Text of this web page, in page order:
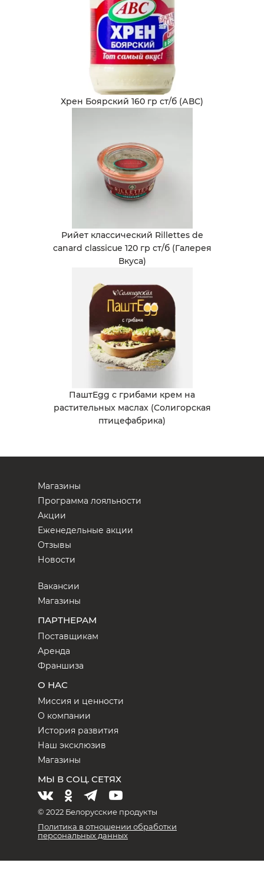
Хрен Боярский 160 гр ст/б (АВС)
Рийет классический Rillettes de
canard classicue 120 гр ст/б (Галерея
Вкуса)
ПаштEgg с грибами крем на
растительных маслах (Солигорская
птицефабрика)
Магазины
Программа лояльности
Акции
Еженедельные акции
Отзывы
Новости
Вакансии
Магазины
ПАРТНЕРАМ
Поставщикам
Аренда
Франшиза
О НАС
Миссия и ценности
О компании
История развития
Наш эксклюзив
Магазины
МЫ В СОЦ. СЕТЯХ
© 2022 Белорусские продукты
Политика в отношении обработки
персональных данных